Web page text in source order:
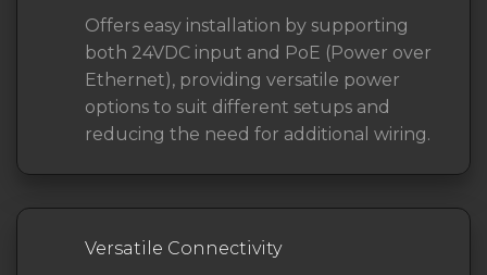
Offers easy installation by supporting
both 24VDC input and PoE (Power over
Ethernet), providing versatile power
options to suit different setups and
reducing the need for additional wiring.
Versatile Connectivity